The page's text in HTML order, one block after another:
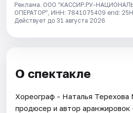
Реклама. ООО "КАССИР.РУ-
ОПЕРАТОР", ИНН: 7841075409 erid:
Действует до 31 августа 2026
О спектакле
Хореограф - Наталья Терехова
продюсер и автор аранжировок